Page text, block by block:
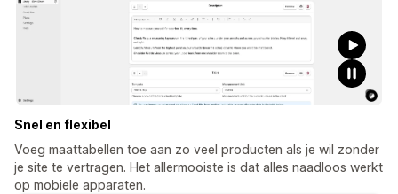
Snel en flexibel
Voeg maattabellen toe aan zo veel producten als je wil zonder
je site te vertragen. Het allermooiste is dat alles naadloos werkt
op mobiele apparaten.